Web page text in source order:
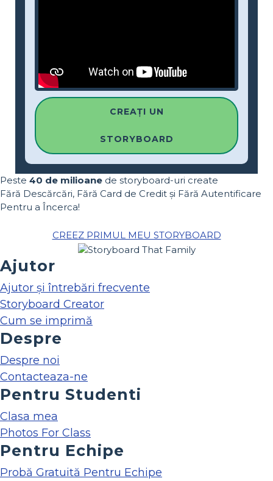
CREAȚI UN
STORYBOARD
Peste 40 de milioane de storyboard-uri create
Fără Descărcări, Fără Card de Credit și Fără Autentificare
Pentru a Încerca!
CREEZ PRIMUL MEU STORYBOARD
Ajutor
Ajutor și întrebări frecvente
Storyboard Creator
Cum se imprimă
Despre
Despre noi
Contacteaza-ne
Pentru Studenti
Clasa mea
Photos For Class
Pentru Echipe
Probă Gratuită Pentru Echipe